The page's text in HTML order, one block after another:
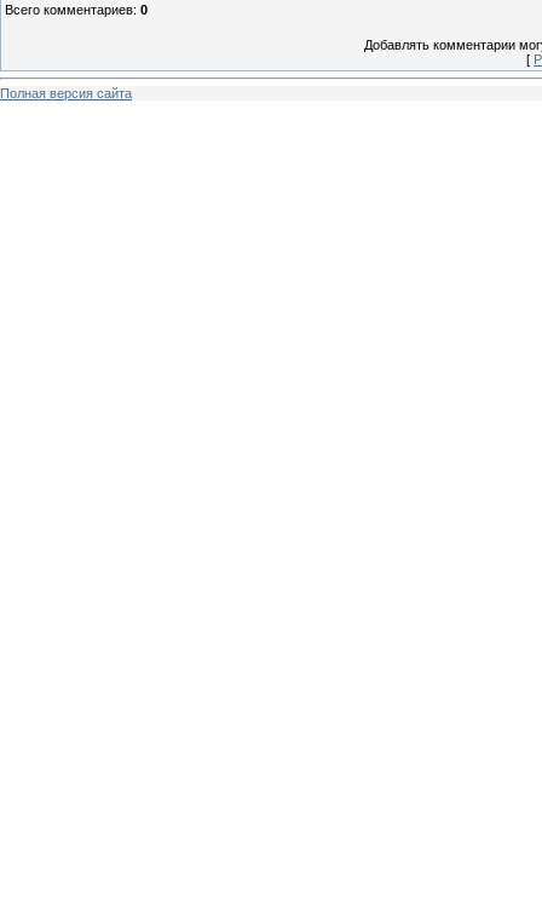
Всего комментариев: 0
Добавлять комментарии
[
Полная версия сайта